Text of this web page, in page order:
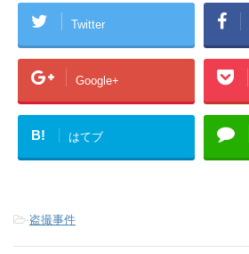
Twitter
Google+
B! はてブ
-盗撮事件